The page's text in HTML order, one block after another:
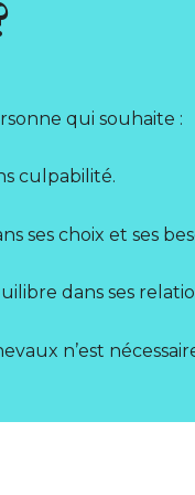
qui souhaite :
culpabilité.
ses choix et ses
dans ses
n’est